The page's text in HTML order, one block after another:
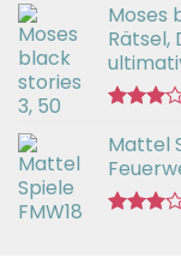
mit
3.02
von 5
Moses
Rätsel,
mit
3.00
von 5
Mattel